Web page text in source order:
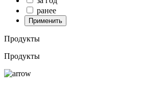
ранее
Применить
Продукты
Продукты